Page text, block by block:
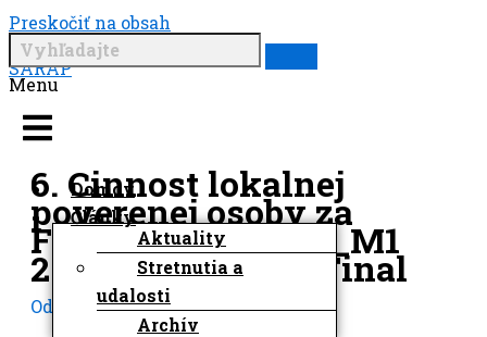
Preskočiť na obsah
SARAP
Menu
Domov
Články
Aktuality
Stretnutia a
udalosti
Archív
6. Cinnost lokalnej
poverenej osoby za
FV_P.Gibala SUKL_M1
2015_05Jun2015_Final
Od Matej Developer/4. júna 2024